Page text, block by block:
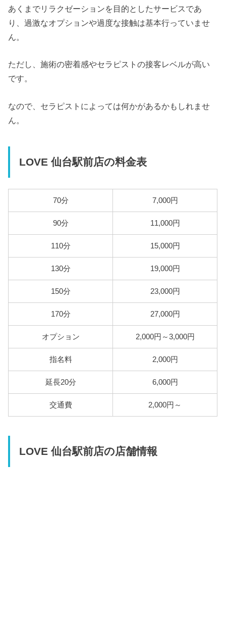
あくまでリラクゼーションを目的としたサービスであ
り、過激なオプションや過度な接触は基本行っていませ
ん。
ただし、施術の密着感やセラピストの接客レベルが高い
です。
なので、セラピストによっては何かがあるかもしれませ
ん。
LOVE 仙台駅前店の料金表
70分 7,000円
90分 11,000円
110分 15,000円
130分 19,000円
150分 23,000円
170分 27,000円
オプション 2,000円～3,000円
指名料 2,000円
延長20分 6,000円
交通費 2,000円～
LOVE 仙台駅前店の店舗情報